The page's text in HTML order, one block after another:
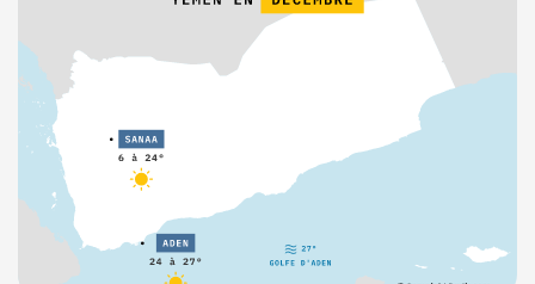
Continuer avec Apple
confidentialité.